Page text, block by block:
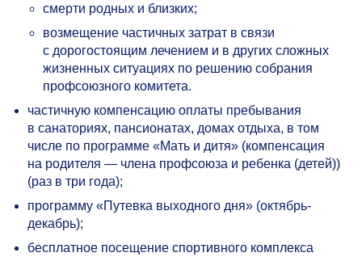
смерти родных и близких;
возмещение частичных затрат в связи
с дорогостоящим лечением и в других сложных
жизненных ситуациях по решению собрания
профсоюзного комитета.
частичную компенсацию оплаты пребывания
в санаториях, пансионатах, домах отдыха, в том
числе по программе «Мать и дитя» (компенсация
на родителя — члена профсоюза и ребенка (детей))
(раз в три года);
программу «Путевка выходного дня» (октябрь-
декабрь);
бесплатное посещение спортивного комплекса